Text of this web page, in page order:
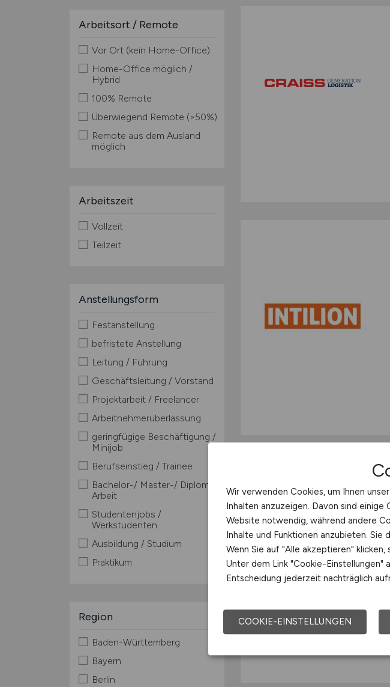
Arbeitsort / Remote
Vor Ort (kein Home-Office)
Home-Office möglich /
Hybrid
100% Remote
Überwiegend Remote (>50%)
Remote aus dem Ausland
möglich
Arbeitszeit
Vollzeit
Teilzeit
Anstellungsform
Festanstellung
befristete Anstellung
Leitung / Führung
Geschäftsleitung / Vorstand
Projektarbeit / Freelancer
Arbeitnehmerüberlassung
geringfügige Beschäftigung /
Minijob
Berufseinstieg / Trainee
Bachelor-/ Master-/ Diplom-
Arbeit
Studentenjobs /
Werkstudenten
Ausbildung / Studium
Praktikum
Region
Baden-Württemberg
Bayern
Berlin
Wir verwenden Cookies, um Ihnen
Inhalten anzuzeigen. Davon sind
Website notwendig, während andere
Inhalte und Funktionen anzubieten. Sie
Wenn Sie auf "Alle akzeptieren"
Unter dem Link "Cookie-Einstellungen"
Entscheidung jederzeit nachträglich
COOKIE-EINSTELLUNGEN